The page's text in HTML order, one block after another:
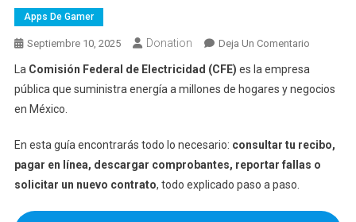
Apps De Gamer
Septiembre 10, 2025 Donation Deja Un ComentarioEn
La Comisión Federal de Electricidad (CFE) es la empresa
pública que suministra energía a millones de hogares y negocios
en México.
En esta guía encontrarás todo lo necesario: consultar tu recibo,
pagar en línea, descargar comprobantes, reportar fallas o
solicitar un nuevo contrato, todo explicado paso a paso.